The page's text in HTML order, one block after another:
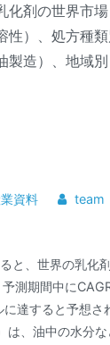
化剤の世界市場
性）、処方種
製造）、地域別
資料 team
と、世界の乳化
測期間中に
達すると予想さ
は、油中の水分